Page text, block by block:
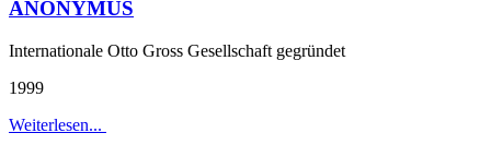
ANONYMUS
Internationale Otto Gross Gesellschaft gegründet
1999
Weiterlesen...